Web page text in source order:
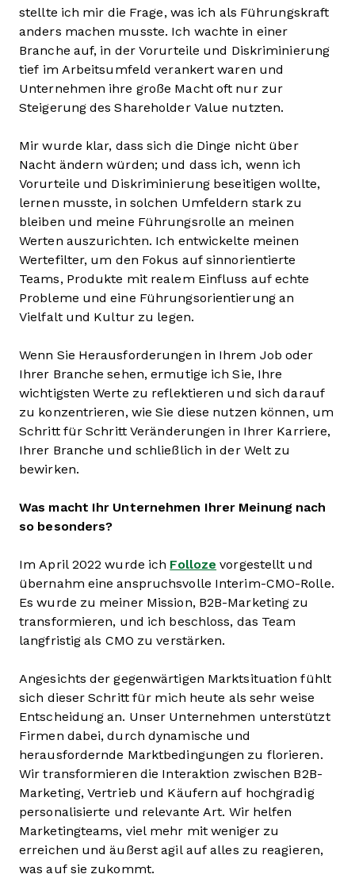
stellte ich mir die Frage, was ich als Führungskraft
anders machen musste. Ich wachte in einer
Branche auf, in der Vorurteile und Diskriminierung
tief im Arbeitsumfeld verankert waren und
Unternehmen ihre große Macht oft nur zur
Steigerung des Shareholder Value nutzten.
Mir wurde klar, dass sich die Dinge nicht über
Nacht ändern würden; und dass ich, wenn ich
Vorurteile und Diskriminierung beseitigen wollte,
lernen musste, in solchen Umfeldern stark zu
bleiben und meine Führungsrolle an meinen
Werten auszurichten. Ich entwickelte meinen
Wertefilter, um den Fokus auf sinnorientierte
Teams, Produkte mit realem Einfluss auf echte
Probleme und eine Führungsorientierung an
Vielfalt und Kultur zu legen.
Wenn Sie Herausforderungen in Ihrem Job oder
Ihrer Branche sehen, ermutige ich Sie, Ihre
wichtigsten Werte zu reflektieren und sich darauf
zu konzentrieren, wie Sie diese nutzen können, um
Schritt für Schritt Veränderungen in Ihrer Karriere,
Ihrer Branche und schließlich in der Welt zu
bewirken.
Was macht Ihr Unternehmen Ihrer Meinung nach
so besonders?
Im April 2022 wurde ich Folloze vorgestellt und
übernahm eine anspruchsvolle Interim-CMO-Rolle.
Es wurde zu meiner Mission, B2B-Marketing zu
transformieren, und ich beschloss, das Team
langfristig als CMO zu verstärken.
Angesichts der gegenwärtigen Marktsituation fühlt
sich dieser Schritt für mich heute als sehr weise
Entscheidung an. Unser Unternehmen unterstützt
Firmen dabei, durch dynamische und
herausfordernde Marktbedingungen zu florieren.
Wir transformieren die Interaktion zwischen B2B-
Marketing, Vertrieb und Käufern auf hochgradig
personalisierte und relevante Art. Wir helfen
Marketingteams, viel mehr mit weniger zu
erreichen und äußerst agil auf alles zu reagieren,
was auf sie zukommt.